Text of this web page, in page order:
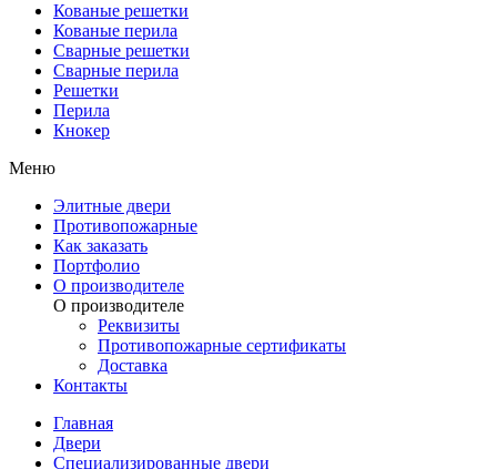
Кованые решетки
Кованые перила
Сварные решетки
Сварные перила
Решетки
Перила
Кнокер
Меню
Элитные двери
Противопожарные
Как заказать
Портфолио
О производителе
О производителе
Реквизиты
Противопожарные сертификаты
Доставка
Контакты
Главная
Двери
Специализированные двери